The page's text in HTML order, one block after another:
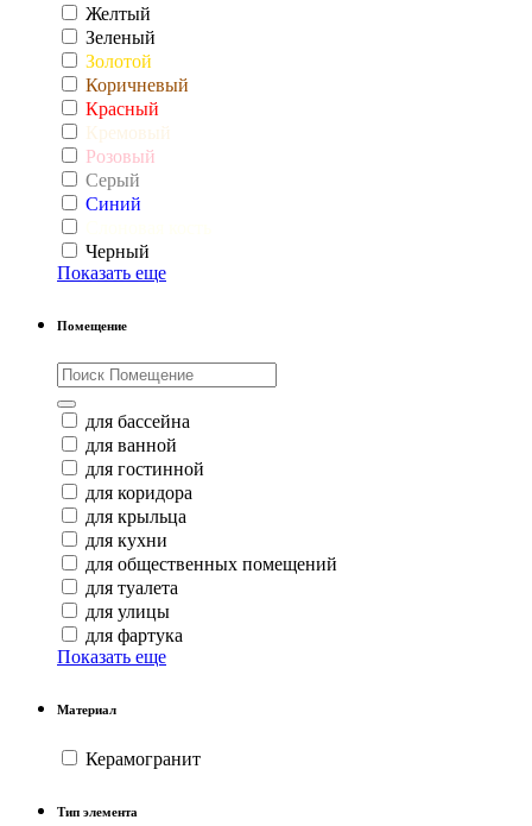
Желтый
Зеленый
Золотой
Коричневый
Красный
Кремовый
Розовый
Серый
Синий
Черный
Показать еще
Помещение
для бассейна
для ванной
для гостинной
для коридора
для крыльца
для кухни
для общественных помещений
для туалета
для улицы
для фартука
Показать еще
Материал
Керамогранит
Тип элемента